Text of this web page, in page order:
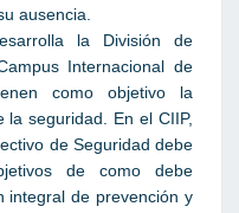
ausencia.
la División de
Internacional de
como objetivo la
seguridad. En el CIIP,
de Seguridad debe
de como debe
integral de prevención y